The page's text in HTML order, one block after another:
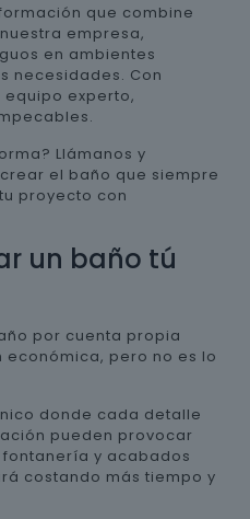
que combine
empresa,
en ambientes
necesidades. Con
experto,
Llámanos y
el baño que siempre
proyecto con
un baño tú
por cuenta propia
pero no es lo
donde cada detalle
pueden provocar
y acabados
costando más tiempo y